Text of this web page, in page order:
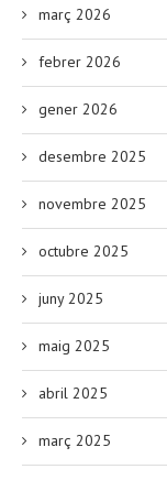
març 2026
febrer 2026
gener 2026
desembre 2025
novembre 2025
octubre 2025
juny 2025
maig 2025
abril 2025
març 2025